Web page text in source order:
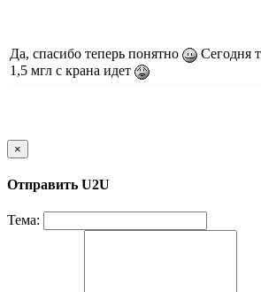
Да, спасибо теперь понятно
Сегодня
1,5 мгл с крана идет
×
Отправить U2U
Тема: